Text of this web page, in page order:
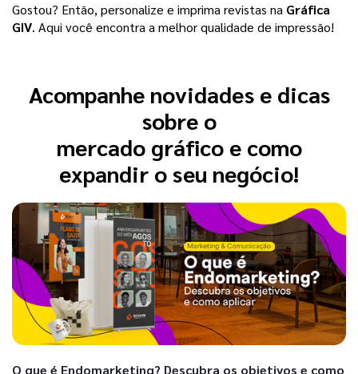
Gostou? Então, personalize e imprima revistas na Gráfica
GIV. Aqui você encontra a melhor qualidade de impressão!
Acompanhe novidades e dicas
sobre o
mercado gráfico e como
expandir o seu negócio!
O que é Endomarketing? Descubra os objetivos e como